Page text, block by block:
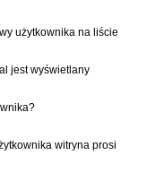
użytkownika na liście
jest wyświetlany
witryna prosi